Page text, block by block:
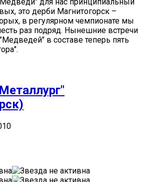
для нас принципиальный
это дерби Магнитогорск –
в регулярном чемпионате мы
раз подряд. Нынешние встречи
в составе теперь пять